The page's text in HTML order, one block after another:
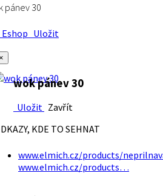
pánev 30
Uložit
wok pánev 30
Uložit Zavřít
KDE TO SEHNAT
www.elmich.cz/products/
www.elmich.cz/products…